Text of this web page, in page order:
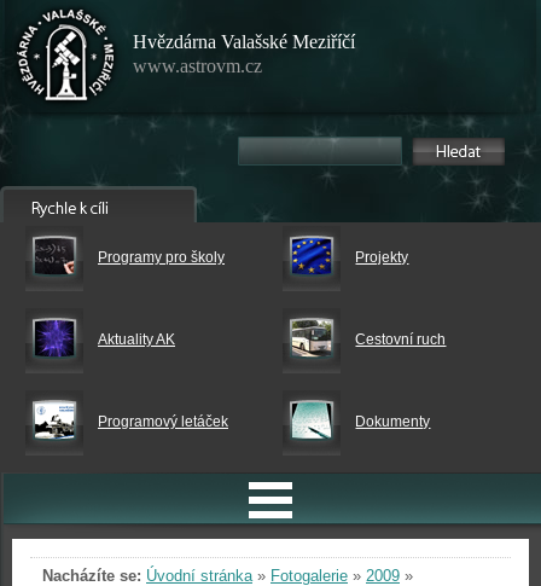
Hvězdárna Valašské Meziříčí
www.astrovm.cz
Programy pro školy Projekty
Aktuality AK Cestovní ruch
Programový letáček Dokumenty
Nacházíte se: Úvodní stránka» Fotogalerie » 2009 »